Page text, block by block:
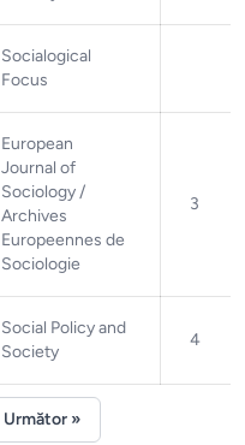
Socialogical
Focus
European
Journal of
Sociology /
Archives
Europeennes de
Sociologie
3
Social Policy and
Society
4
Următor »